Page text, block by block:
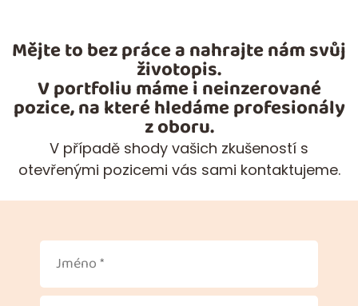
Mějte to bez práce a nahrajte nám svůj
životopis.
V portfoliu máme i neinzerované
pozice, na které hledáme profesionály
z oboru.
V případě shody vašich zkušeností s
otevřenými pozicemi vás sami kontaktujeme.